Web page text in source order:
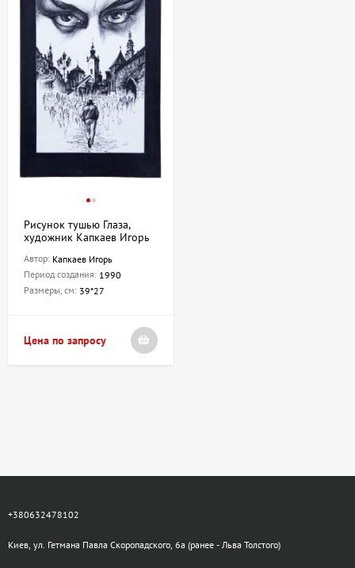
Рисунок тушью Глаза,
художник Капкаев Игорь
Автор: Капкаев Игорь
Период создания: 1990
Размеры, см: 39*27
Цена по запросу
+380632478102
Киев, ул. Гетмана Павла Скоропадского, 6а (ранее - Льва Толстого)